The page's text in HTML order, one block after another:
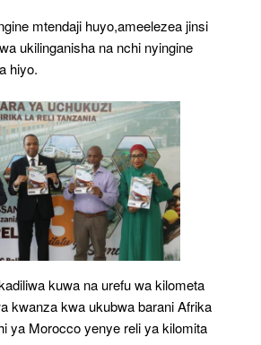
mtendaji huyo,ameelezea jinsi
ukilinganisha na nchi nyingine
hiyo.
kuwa na urefu wa kilometa
kwanza kwa ukubwa barani Afrika
ya Morocco yenye reli ya kilomita